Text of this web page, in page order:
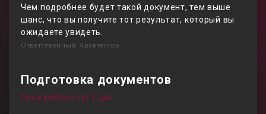
Чем подробнее будет такой документ, тем выше
шанс, что вы получите тот результат, который вы
ожидаете увидеть.
Ответственный: Архитектор
Подготовка документов
Срок работы до 1 дня